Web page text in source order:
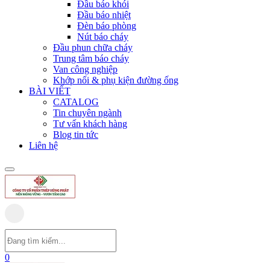
Đầu báo khói
Đầu báo nhiệt
Đèn báo phòng
Nút báo cháy
Đầu phun chữa cháy
Trung tâm báo cháy
Van công nghiệp
Khớp nối & phụ kiện đường ống
BÀI VIẾT
CATALOG
Tin chuyên ngành
Tư vấn khách hàng
Blog tin tức
Liên hệ
0